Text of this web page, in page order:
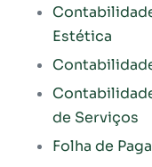
Estética
de Serviços
Folha de